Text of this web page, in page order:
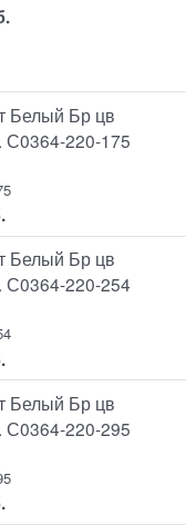
Белый Бр цв
С0364-220-175
Белый Бр цв
С0364-220-254
Белый Бр цв
С0364-220-295